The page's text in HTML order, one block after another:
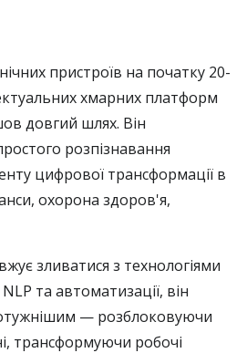
пристроїв на початку 20-
хмарних платформ
довгий шлях. Він
розпізнавання
цифрової трансформації в
охорона здоров'я,
зливатися з технологіями
та автоматизації, він
— розблоковуючи
трансформуючи робочі